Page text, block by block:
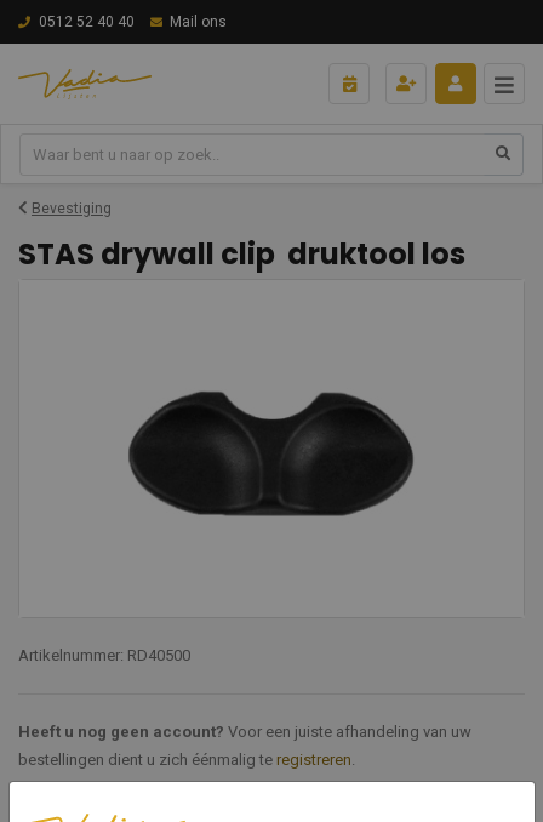
0512 52 40 40 Mail ons
Bevestiging
STAS drywall clip druktool los
Artikelnummer: RD40500
Heeft u nog geen account? Voor een juiste afhandeling van uw
bestellingen dient u zich éénmalig te registreren.